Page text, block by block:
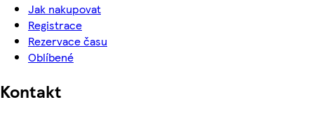
Jak nakupovat
Registrace
Rezervace času
Oblíbené
Kontakt